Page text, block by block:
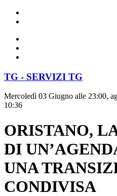
TG - SERVIZI TG
Mercoledì 03 Giugno alle 23:00,
10:36
ORISTANO,
DI
UNA
CONDIVISA